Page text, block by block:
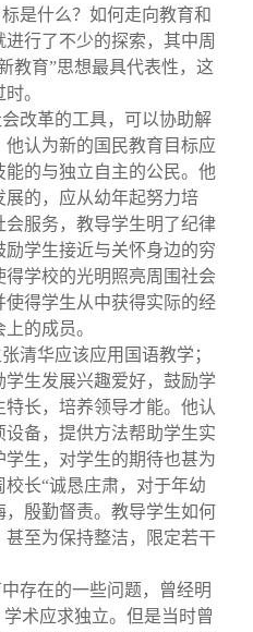
是什么？如何走向教育和
行了不少的探索，其中周
教育”思想最具代表性，这
。
改革的工具，可以协助解
认为新的国民教育目标应
的与独立自主的公民。他
的，应从幼年起努力培
服务，教导学生明了纪律
学生接近与关怀身边的穷
学校的光明照亮周围社会
得学生从中获得实际的经
的成员。
清华应该应用国语教学；
生发展兴趣爱好，鼓励学
长，培养领导才能。他认
备，提供方法帮助学生实
生，对学生的期待也甚为
长“诚恳庄肃，对于年幼
殷勤督责。教导学生如何
至为保持整洁，限定若干
存在的一些问题，曾经明
术应求独立。但是当时曾